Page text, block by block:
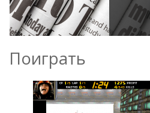
Поиграть